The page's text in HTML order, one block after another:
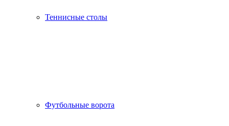
Теннисные столы
Футбольные ворота